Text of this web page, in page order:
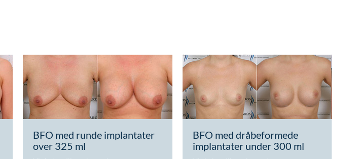
BFO med runde implantater
over 325 ml
BFO med dråbeformede
implantater under 300 ml